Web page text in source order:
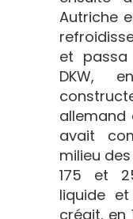
Autriche
et passa
DKW,
allemand
avait
milieu
175 et
liquide
créait, en